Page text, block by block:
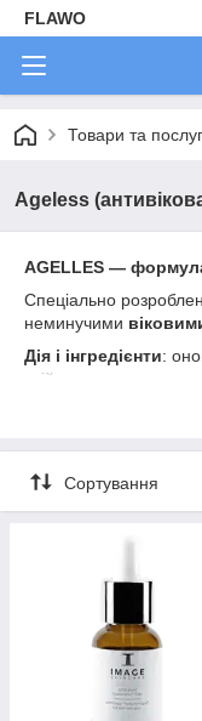
FLAWO
Товари та
Ageless
AGELLES —
Спеціально
неминучими
Дія і інгредієнти:
здійснюється за
антиоксидантів,
Результат:
AGELLES забезпечує
запобігає їх появі.
продукти з
нанесення.
У серію входять
концентрат
(подано нижче).
Сортування